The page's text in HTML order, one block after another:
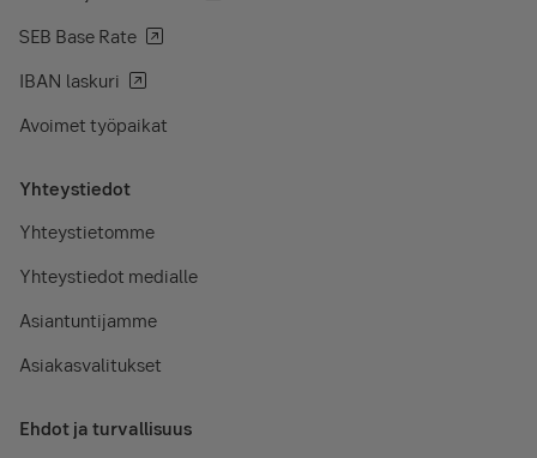
SEB Base Rate
IBAN laskuri
Avoimet työpaikat
Yhteystiedot
Yhteystietomme
Yhteystiedot medialle
Asiantuntijamme
Asiakasvalitukset
Ehdot ja turvallisuus